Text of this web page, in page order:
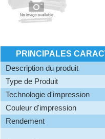
PRINCIPALES
Description du produit
Type de Produit
Technologie d'impression
Couleur d'impression
Rendement